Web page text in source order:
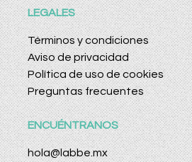
LEGALES
Términos y condiciones
Aviso de privacidad
Política de uso de cookies
Preguntas frecuentes
ENCUÉNTRANOS
hola@labbe.mx